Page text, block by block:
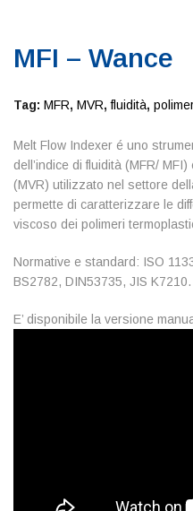
MFI – Wance
Tag: MFR, MVR,fluidità,
Melt Flow Indexer é uno
dell’indice di fluidità (MFR/
(MVR) utilizzato nel settore
permette di caratterizzare le
viscoso dei polimeri
Normative e standard: ISO
BS2782, DIN53735, JIS K7210.
E’ disponibile la versione